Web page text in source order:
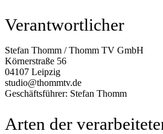
Verantwortlicher
Stefan Thomm / Thomm TV GmbH
Körnerstraße 56
04107 Leipzig
studio@thommtv.de
Geschäftsführer: Stefan Thomm
Arten der